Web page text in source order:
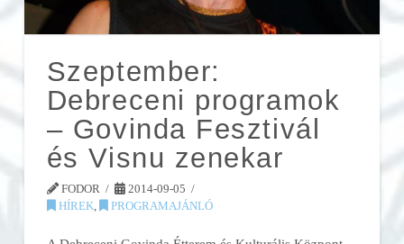
Szeptember:
Debreceni programok
– Govinda Fesztivál
és Visnu zenekar
FODOR
2014-09-05
HÍREK, PROGRAMAJÁNLÓ